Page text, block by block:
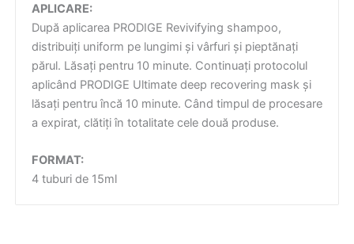
APLICARE:
După aplicarea PRODIGE Revivifying shampoo,
distribuiți uniform pe lungimi și vârfuri și pieptănați
părul. Lăsați pentru 10 minute. Continuați protocolul
aplicând PRODIGE Ultimate deep recovering mask și
lăsați pentru încă 10 minute. Când timpul de procesare
a expirat, clătiți în totalitate cele două produse.
FORMAT:
4 tuburi de 15ml